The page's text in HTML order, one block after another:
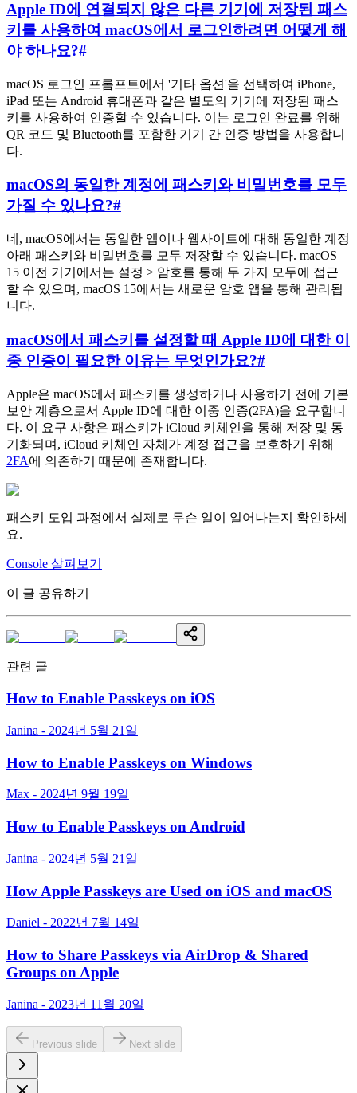
Apple ID에 연결되지 않은 다른 기기에 저장된 패스
키를 사용하여 macOS에서 로그인하려면 어떻게 해
야 하나요?#
macOS 로그인 프롬프트에서 '기타 옵션'을 선택하여 iPhone,
iPad 또는 Android 휴대폰과 같은 별도의 기기에 저장된 패스
키를 사용하여 인증할 수 있습니다. 이는 로그인 완료를 위해
QR 코드 및 Bluetooth를 포함한 기기 간 인증 방법을 사용합니
다.
macOS의 동일한 계정에 패스키와 비밀번호를 모두
가질 수 있나요?#
네, macOS에서는 동일한 앱이나 웹사이트에 대해 동일한 계정
아래 패스키와 비밀번호를 모두 저장할 수 있습니다. macOS
15 이전 기기에서는 설정 > 암호를 통해 두 가지 모두에 접근
할 수 있으며, macOS 15에서는 새로운 암호 앱을 통해 관리됩
니다.
macOS에서 패스키를 설정할 때 Apple ID에 대한 이
중 인증이 필요한 이유는 무엇인가요?#
Apple은 macOS에서 패스키를 생성하거나 사용하기 전에 기본
보안 계층으로서 Apple ID에 대한 이중 인증(2FA)을 요구합니
다. 이 요구 사항은 패스키가 iCloud 키체인을 통해 저장 및 동
기화되며, iCloud 키체인 자체가 계정 접근을 보호하기 위해
2FA에 의존하기 때문에 존재합니다.
패스키 도입 과정에서 실제로 무슨 일이 일어나는지 확인하세
요.
Console 살펴보기
이 글 공유하기
관련 글
How to Enable Passkeys on iOS
Janina - 2024년 5월 21일
How to Enable Passkeys on Windows
Max - 2024년 9월 19일
How to Enable Passkeys on Android
Janina - 2024년 5월 21일
How Apple Passkeys are Used on iOS and macOS
Daniel - 2022년 7월 14일
How to Share Passkeys via AirDrop & Shared
Groups on Apple
Janina - 2023년 11월 20일
Previous slide Next slide